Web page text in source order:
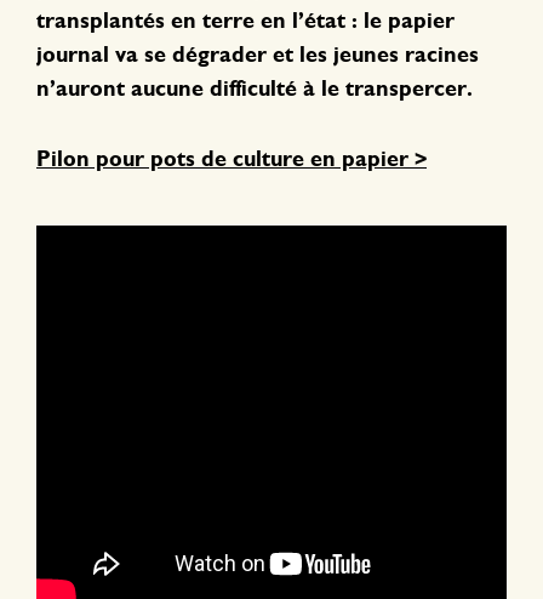
transplantés en terre en l’état : le papier
journal va se dégrader et les jeunes racines
n’auront aucune difficulté à le transpercer.
Pilon pour pots de culture en papier >